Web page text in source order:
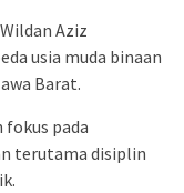
Aziz
usia muda binaan
Barat.
fokus pada
terutama disiplin